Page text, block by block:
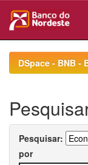
navigationDSpace - BNB -
Pesquisar:
por